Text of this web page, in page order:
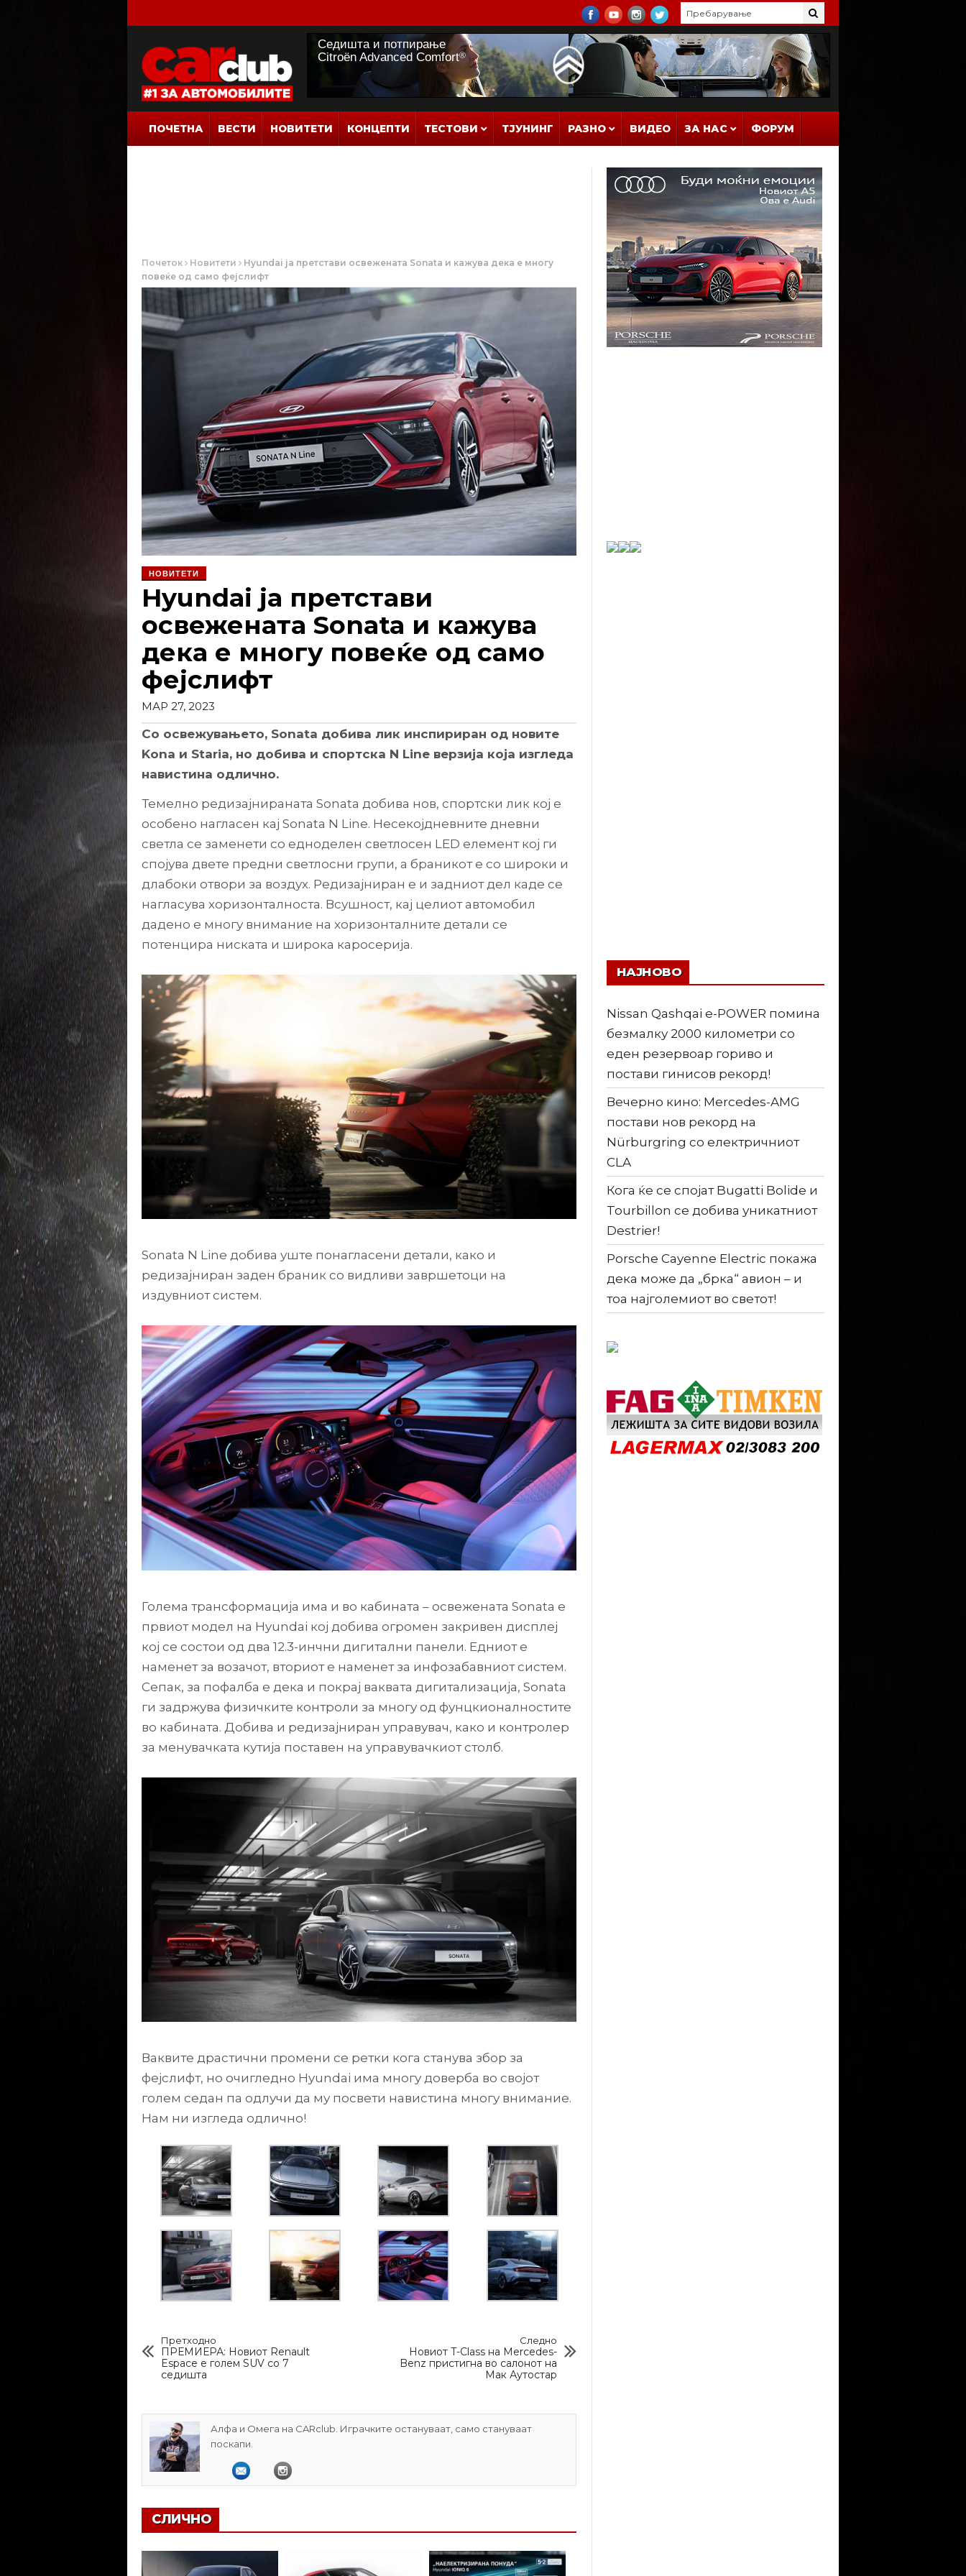
ПОЧЕТНА ВЕСТИ НОВИТЕТИ КОНЦЕПТИ ТЕСТОВИ ТЈУНИНГ РАЗНО ВИДЕО ЗА НАС ФОРУМ
Почеток Новитети
Hyundai ја претстави освежената Sonata и кажува дека е многу
повеќе од само фејслифт
НОВИТЕТИ
Hyundai ја претстави
освежената Sonata и кажува
дека е многу повеќе од само
фејслифт
МАР 27, 2023
Со освежувањето, Sonata добива лик инспириран од новите
Kona и Staria, но добива и спортска N Line верзија која изгледа
навистина одлично.
Темелно редизајнираната Sonata добива нов, спортски лик кој е
особено нагласен кај Sonata N Line. Несекојдневните дневни
светла се заменети со едноделен светлосен LED елемент кој ги
спојува двете предни светлосни групи, а браникот е со широки и
длабоки отвори за воздух. Редизајниран е и задниот дел каде се
нагласува хоризонталноста. Всушност, кај целиот автомобил
дадено е многу внимание на хоризонталните детали се
потенцира ниската и широка каросерија.
Sonata N Line добива уште понагласени детали, како и
редизајниран заден браник со видливи завршетоци на
издувниот систем.
Голема трансформација има и во кабината – освежената Sonata е
првиот модел на Hyundai кој добива огромен закривен дисплеј
кој се состои од два 12.3-инчни дигитални панели. Едниот е
наменет за возачот, вториот е наменет за инфозабавниот систем.
Сепак, за пофалба е дека и покрај ваквата дигитализација, Sonata
ги задржува физичките контроли за многу од фунцкионалностите
во кабината. Добива и редизајниран управувач, како и контролер
за менувачката кутија поставен на управувачкиот столб.
Ваквите драстични промени се ретки кога станува збор за
фејслифт, но очигледно Hyundai има многу доверба во својот
голем седан па одлучи да му посвети навистина многу внимание.
Нам ни изгледа одлично!
Претходно
ПРЕМИЕРА: Новиот Renault
Espace е голем SUV со 7
седишта
Следно
Новиот T-Class на Mercedes-
Benz пристигна во салонот на
Мак Аутостар
Алфа и Омега на CARclub. Играчките остануваат, само стануваат
поскапи.
СЛИЧНО
НАЈНОВО
Nissan Qashqai e-POWER помина
безмалку 2000 километри со
еден резервоар гориво и
постави гинисов рекорд!
Вечерно кино: Mercedes-AMG
постави нов рекорд на
Nürburgring со електричниот
CLA
Кога ќе се спојат Bugatti Bolide и
Tourbillon се добива уникатниот
Destrier!
Porsche Cayenne Electric покажа
дека може да „брка“ авион – и
тоа најголемиот во светот!